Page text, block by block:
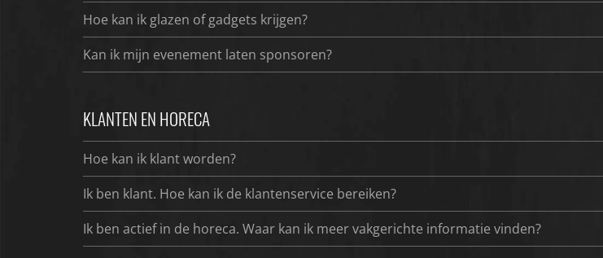
Hoe kan ik glazen of gadgets krijgen?
Kan ik mijn evenement laten sponsoren?
KLANTEN EN HORECA
Hoe kan ik klant worden?
Ik ben klant. Hoe kan ik de klantenservice bereiken?
Ik ben actief in de horeca. Waar kan ik meer vakgerichte informatie vinden?